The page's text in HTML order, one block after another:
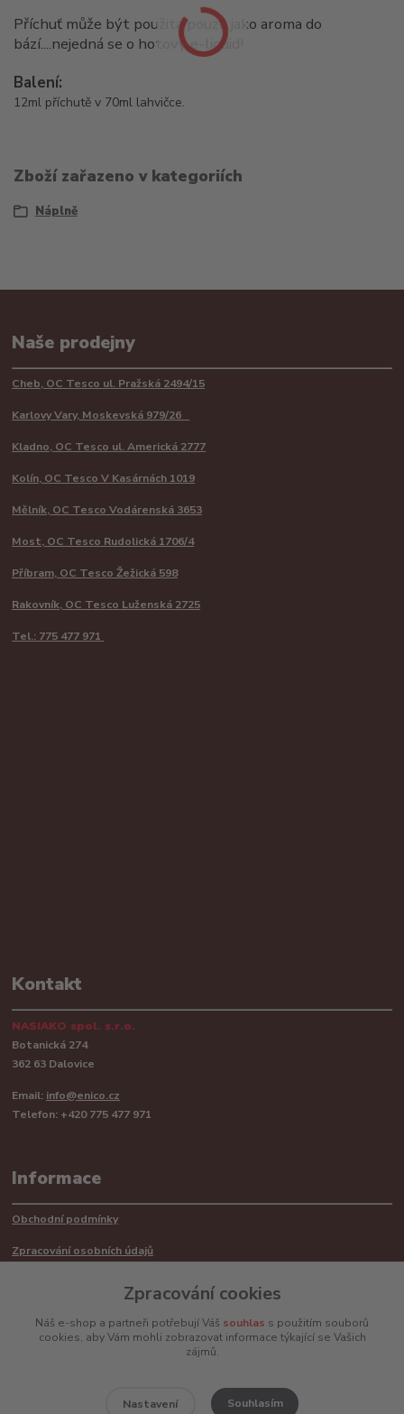
Příchuť může být použita pouze jako aroma do
bází....nejedná se o hotový e-liquid!
Balení:
12ml příchutě v 70ml lahvičce.
Zboží zařazeno v kategoriích
Náplně
Naše prodejny
Cheb, OC Tesco ul. Pražská 2494/15
Karlovy Vary, Moskevská 979/26
Kladno, OC Tesco ul. Americká 2777
Kolín, OC Tesco V Kasárnách 1019
Mělník, OC Tesco Vodárenská 3653
Most, OC Tesco Rudolická 1706/4
Příbram, OC Tesco Žežická 598
Rakovník, OC Tesco Luženská 2725
Tel.: 775 477 971
Kontakt
NASIAKO spol. s.r.o.
Botanická 274
362 63 Dalovice
Email: info@enico.cz
Telefon: +420 775 477 971
Informace
Obchodní podmínky
Zpracování osobních údajů
Mimosoudní řešení sporů ADR
Zpracování cookies
Náš e-shop a partneři potřebují Váš souhlas s použitím souborů
cookies, aby Vám mohli zobrazovat informace týkající se Vašich
zájmů.
Nastavení Souhlasím